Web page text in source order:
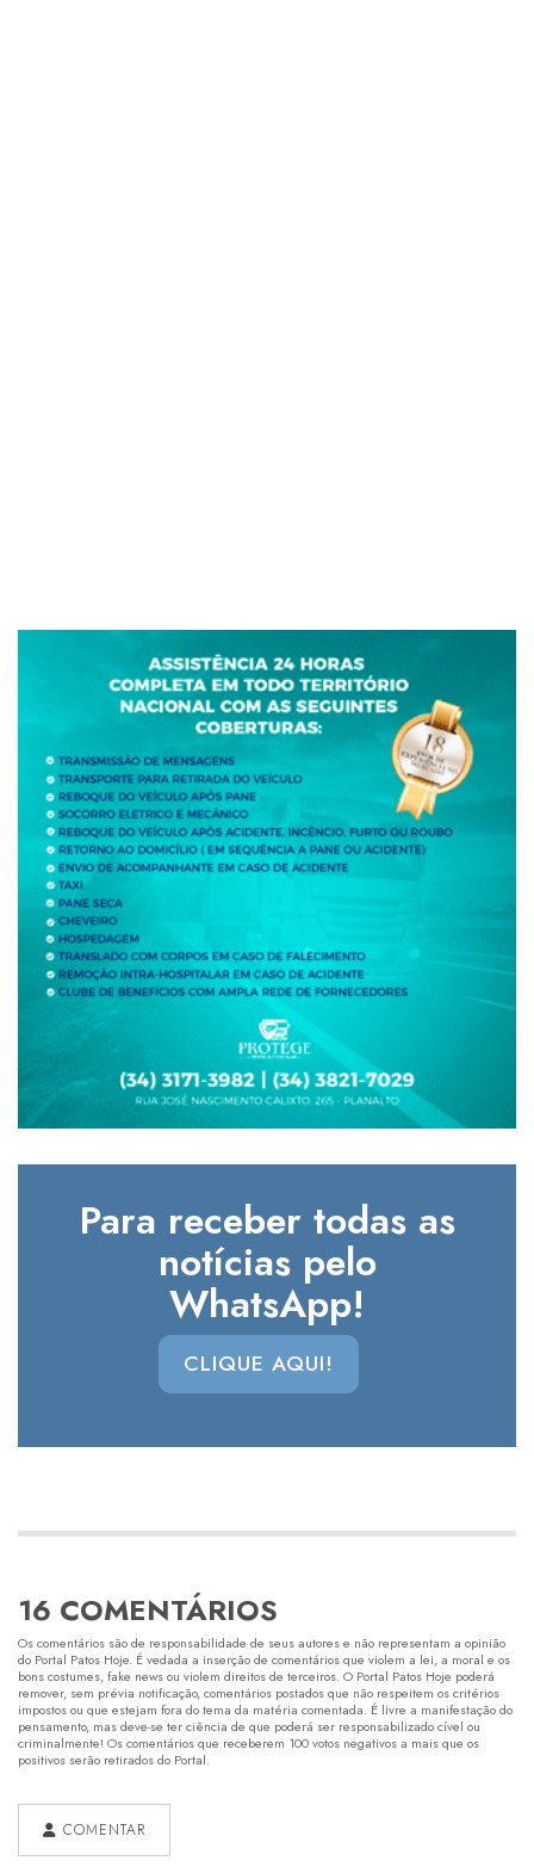
Para receber todas as
notícias pelo
WhatsApp!
CLIQUE AQUI!
16 COMENTÁRIOS
Os comentários são de responsabilidade de seus autores e não representam a opinião
do Portal Patos Hoje. É vedada a inserção de comentários que violem a lei, a moral e os
bons costumes, fake news ou violem direitos de terceiros. O Portal Patos Hoje poderá
remover, sem prévia notificação, comentários postados que não respeitem os critérios
impostos ou que estejam fora do tema da matéria comentada. É livre a manifestação do
pensamento, mas deve-se ter ciência de que poderá ser responsabilizado cível ou
criminalmente! Os comentários que receberem 100 votos negativos a mais que os
positivos serão retirados do Portal.
COMENTAR